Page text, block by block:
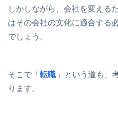
しかしながら、会社を変える
はその会社の文化に適合する
でしょう。
そこで「 転職 」という道も、
ります。